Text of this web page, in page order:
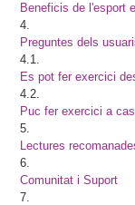
Beneficis de l'esport
4.
Preguntes dels
4.1.
Es pot fer exercici
4.2.
Puc fer exercici a
5.
Lectures
6.
Comunitat i Suport
7.